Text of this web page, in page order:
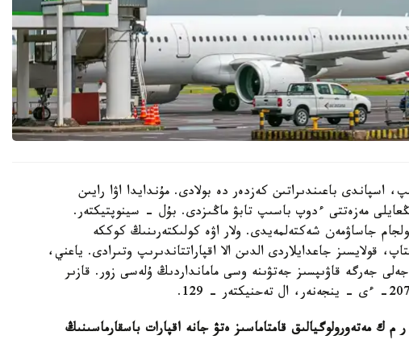
اسپاندى باعىندىراتىن كەزدەر دە بولادى. مۇندايدا اۋا رايىن
مەزەتتى ءدوپ باسىپ تابۋ ماڭىزدى. بۇل - سينوپتيكتەر.
جاساۋمەن شەكتەلمەيدى. ولار اۋە كولىكتەرىنىڭ كوككە
قولايسىز جاعدايلاردى الدىن الا اقپاراتتاندىرىپ وتىرادى. ياعني،
جەرگە قاۋىپسىز جەتۋىنە وسى مامانداردىڭ ۇلەسى زور. قازىر
م ك مەتەورولوگيالىق قامتاماسىز ەتۋ جانە اقپارات باسقارماسىنىڭ